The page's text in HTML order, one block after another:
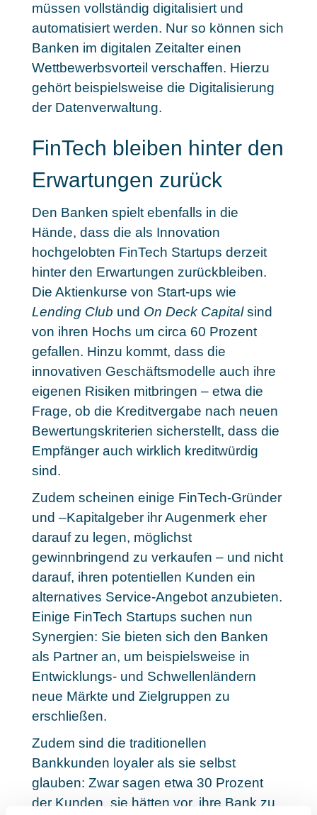
müssen vollständig digitalisiert und
automatisiert werden. Nur so können sich
Banken im digitalen Zeitalter einen
Wettbewerbsvorteil verschaffen. Hierzu
gehört beispielsweise die Digitalisierung
der Datenverwaltung.
FinTech bleiben hinter den
Erwartungen zurück
Den Banken spielt ebenfalls in die
Hände, dass die als Innovation
hochgelobten FinTech Startups derzeit
hinter den Erwartungen zurückbleiben.
Die Aktienkurse von Start-ups wie
Lending Club und On Deck Capitalsind
von ihren Hochs um circa 60 Prozent
gefallen. Hinzu kommt, dass die
innovativen Geschäftsmodelle auch ihre
eigenen Risiken mitbringen – etwa die
Frage, ob die Kreditvergabe nach neuen
Bewertungskriterien sicherstellt, dass die
Empfänger auch wirklich kreditwürdig
sind.
Zudem scheinen einige FinTech-Gründer
und –Kapitalgeber ihr Augenmerk eher
darauf zu legen, möglichst
gewinnbringend zu verkaufen – und nicht
darauf, ihren potentiellen Kunden ein
alternatives Service-Angebot anzubieten.
Einige FinTech Startups suchen nun
Synergien: Sie bieten sich den Banken
als Partner an, um beispielsweise in
Entwicklungs- und Schwellenländern
neue Märkte und Zielgruppen zu
erschließen.
Zudem sind die traditionellen
Bankkunden loyaler als sie selbst
glauben: Zwar sagen etwa 30 Prozent
der Kunden, sie hätten vor, ihre Bank zu